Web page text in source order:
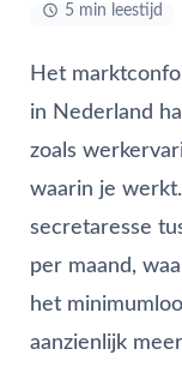
5 min leestijd
Het
in Nederland
zoals
waarin je
secretaresse
per maand,
het
aanzienlijk